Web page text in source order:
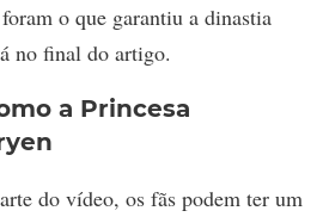
o que garantiu a dinastia
no final do artigo.
a Princesa
do vídeo, os fãs podem ter um